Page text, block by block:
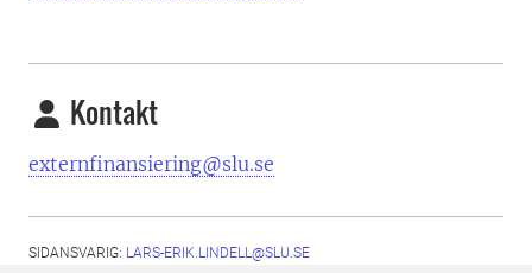
Kontakt
externfinansiering@slu.se
SIDANSVARIG: LARS-ERIK.LINDELL@SLU.SE